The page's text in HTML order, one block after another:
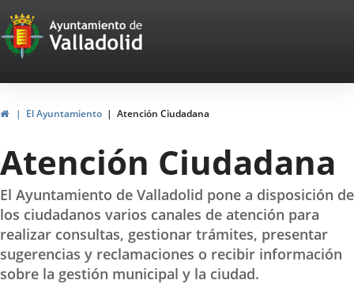
Portal
Web
del
Ayuntamiento
de
Valladolid
HomeEl Ayuntamiento Atención Ciudadana
Atención Ciudadana
El Ayuntamiento de Valladolid pone a disposición de
los ciudadanos varios canales de atención para
realizar consultas, gestionar trámites, presentar
sugerencias y reclamaciones o recibir información
sobre la gestión municipal y la ciudad.